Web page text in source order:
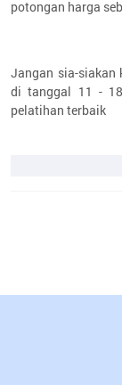
potongan harga
Jangan sia-siakan
di tanggal 11 -
pelatihan terbaik